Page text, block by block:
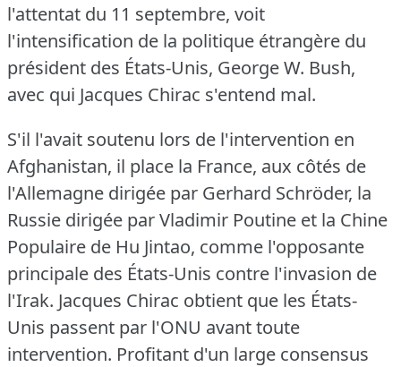
l'attentat du 11 septembre, voit
l'intensification de la politique étrangère du
président des États-Unis, George W. Bush,
avec qui Jacques Chirac s'entend mal.
S'il l'avait soutenu lors de l'intervention en
Afghanistan, il place la France, aux côtés de
l'Allemagne dirigée par Gerhard Schröder, la
Russie dirigée par Vladimir Poutine et la Chine
Populaire de Hu Jintao, comme l'opposante
principale des États-Unis contre l'invasion de
l'Irak. Jacques Chirac obtient que les États-
Unis passent par l'ONU avant toute
intervention. Profitant d'un large consensus